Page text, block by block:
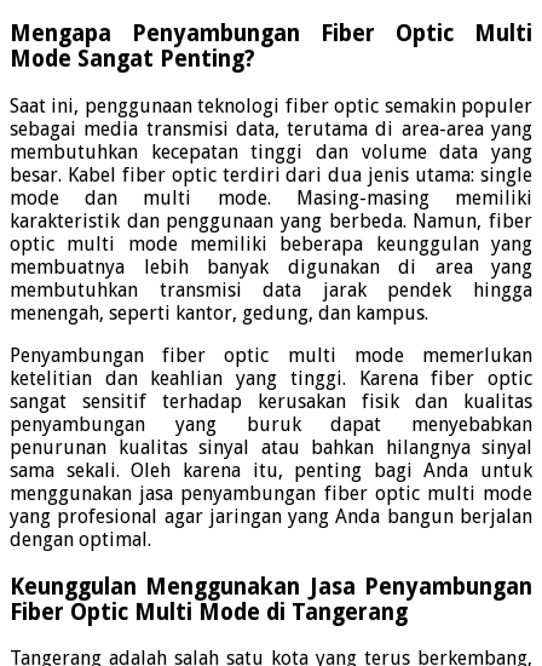
Mengapa Penyambungan Fiber Optic Multi
Mode Sangat Penting?
Saat ini, penggunaan teknologi fiber optic semakin populer
sebagai media transmisi data, terutama di area-area yang
membutuhkan kecepatan tinggi dan volume data yang
besar. Kabel fiber optic terdiri dari dua jenis utama: single
mode dan multi mode. Masing-masing memiliki
karakteristik dan penggunaan yang berbeda. Namun, fiber
optic multi mode memiliki beberapa keunggulan yang
membuatnya lebih banyak digunakan di area yang
membutuhkan transmisi data jarak pendek hingga
menengah, seperti kantor, gedung, dan kampus.
Penyambungan fiber optic multi mode memerlukan
ketelitian dan keahlian yang tinggi. Karena fiber optic
sangat sensitif terhadap kerusakan fisik dan kualitas
penyambungan yang buruk dapat menyebabkan
penurunan kualitas sinyal atau bahkan hilangnya sinyal
sama sekali. Oleh karena itu, penting bagi Anda untuk
menggunakan jasa penyambungan fiber optic multi mode
yang profesional agar jaringan yang Anda bangun berjalan
dengan optimal.
Keunggulan Menggunakan Jasa Penyambungan
Fiber Optic Multi Mode di Tangerang
Tangerang adalah salah satu kota yang terus berkembang,